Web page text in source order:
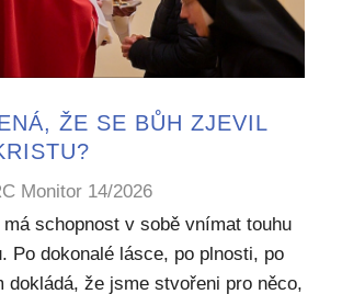
ŽE SE BŮH ZJEVIL
Monitor 14/2026
schopnost v sobě vnímat touhu
Po dokonalé lásce, po plnosti, po
dokládá, že jsme stvořeni pro něco,